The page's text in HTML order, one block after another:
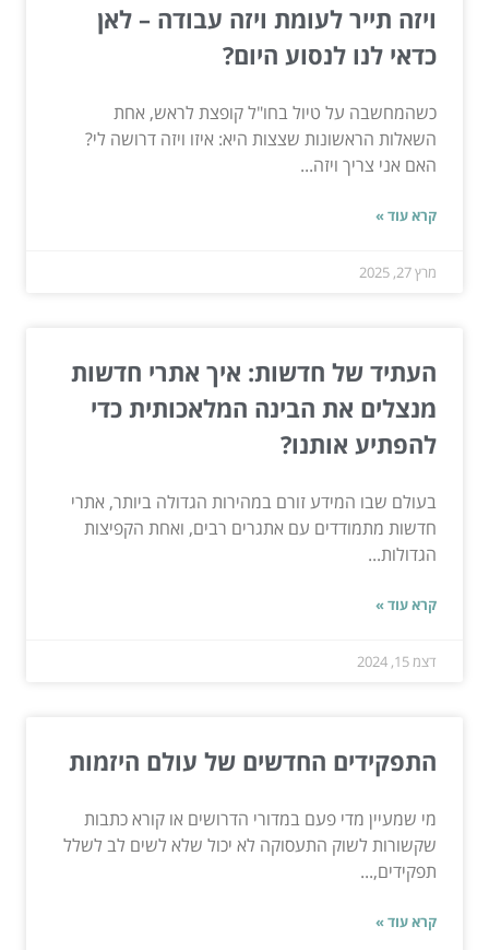
ויזה תייר לעומת ויזה עבודה – לאן
כדאי לנו לנסוע היום?
כשהמחשבה על טיול בחו"ל קופצת לראש, אחת
השאלות הראשונות שצצות היא: איזו ויזה דרושה לי?
האם אני צריך ויזה...
קרא עוד »
מרץ 27, 2025
העתיד של חדשות: איך אתרי חדשות
מנצלים את הבינה המלאכותית כדי
להפתיע אותנו?
בעולם שבו המידע זורם במהירות הגדולה ביותר, אתרי
חדשות מתמודדים עם אתגרים רבים, ואחת הקפיצות
הגדולות...
קרא עוד »
דצמ 15, 2024
התפקידים החדשים של עולם היזמות
מי שמעיין מדי פעם במדורי הדרושים או קורא כתבות
שקשורות לשוק התעסוקה לא יכול שלא לשים לב לשלל
תפקידים,...
קרא עוד »